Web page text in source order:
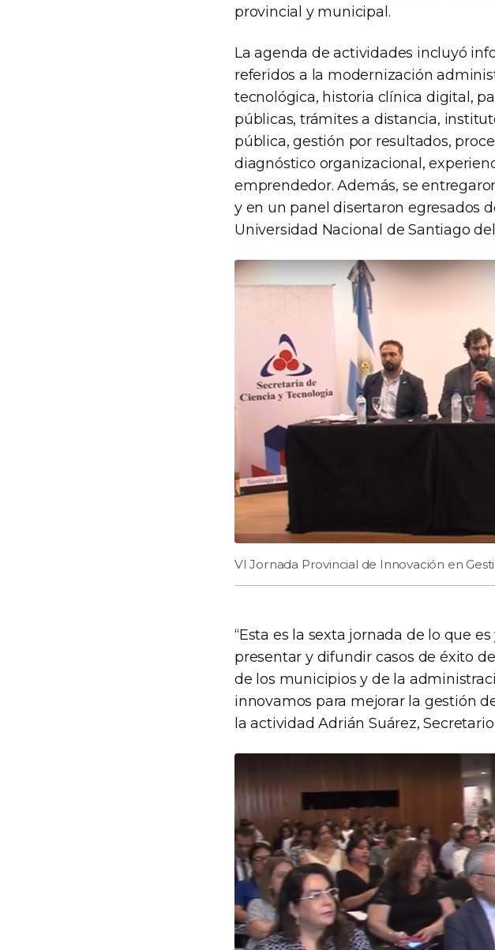
provincial y municipal.
La agenda de actividades incluyó
referidos a la modernización
tecnológica, historia clínica digital,
públicas, trámites a distancia,
pública, gestión por resultados,
diagnóstico organizacional,
emprendedor. Además, se
y en un panel disertaron egresados
Universidad Nacional de Santiago
VI Jornada Provincial de Innovación en
“Esta es la sexta jornada de lo que
presentar y difundir casos de éxito
de los municipios y de la
innovamos para mejorar la gestión
la actividad Adrián Suárez,